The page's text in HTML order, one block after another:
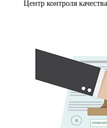
Центр контроля качества